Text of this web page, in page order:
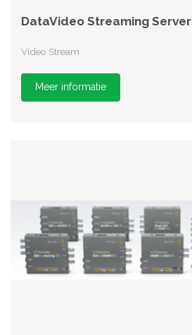
DataVideo Streaming Server
Video Stream
Meer informatie